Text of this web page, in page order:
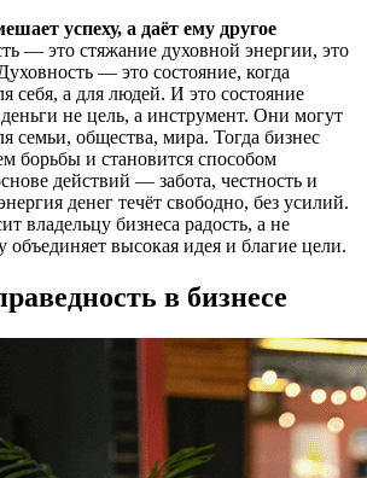
успеху, а даёт ему другое
— это стяжание духовной энергии, это
— это состояние, когда
себя, а для людей. И это состояние
не цель, а инструмент. Они могут
семьи, общества, мира. Тогда бизнес
борьбы и становится способом
действий — забота, честность и
денег течёт свободно, без усилий.
владельцу бизнеса радость, а не
объединяет высокая идея и благие цели.
в бизнесе